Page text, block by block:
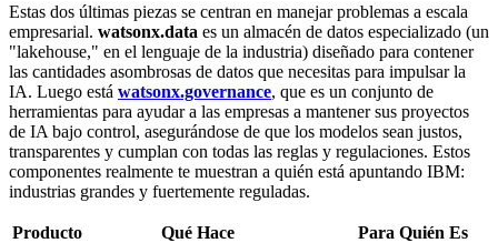
Estas dos últimas piezas se centran en manejar problemas a escala
empresarial. watsonx.data es un almacén de datos especializado (un
"lakehouse," en el lenguaje de la industria) diseñado para contener
las cantidades asombrosas de datos que necesitas para impulsar la
IA. Luego está watsonx.governance, que es un conjunto de
herramientas para ayudar a las empresas a mantener sus proyectos
de IA bajo control, asegurándose de que los modelos sean justos,
transparentes y cumplan con todas las reglas y regulaciones. Estos
componentes realmente te muestran a quién está apuntando IBM:
industrias grandes y fuertemente reguladas.
Producto Qué Hace Para Quién Es